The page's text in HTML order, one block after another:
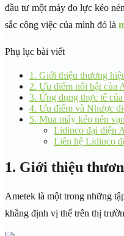
đầu tư một máy đo lực kéo
sắc công việc của mình đó là
Phụ lục bài viết
1. Giới thiệu thương
2. Ưu điểm nổi bật của
3. Ứng dụng thực tế
4. Ưu điểm và Nhược
5. Mua máy kéo nén
Lidinco đại diện
Liên hệ Lidinco
1. Giới thiệu
Ametek là một trong những
khẳng định vị thế trên thị